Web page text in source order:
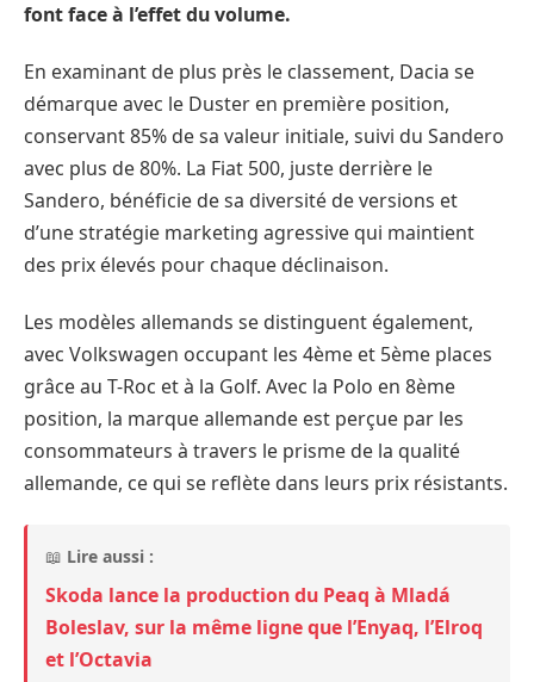
font face à l’effet du volume.
En examinant de plus près le classement, Dacia se
démarque avec le Duster en première position,
conservant 85% de sa valeur initiale, suivi du Sandero
avec plus de 80%. La Fiat 500, juste derrière le
Sandero, bénéficie de sa diversité de versions et
d’une stratégie marketing agressive qui maintient
des prix élevés pour chaque déclinaison.
Les modèles allemands se distinguent également,
avec Volkswagen occupant les 4ème et 5ème places
grâce au T-Roc et à la Golf. Avec la Polo en 8ème
position, la marque allemande est perçue par les
consommateurs à travers le prisme de la qualité
allemande, ce qui se reflète dans leurs prix résistants.
📖 Lire aussi :
Skoda lance la production du Peaq à Mladá
Boleslav, sur la même ligne que l’Enyaq, l’Elroq
et l’Octavia